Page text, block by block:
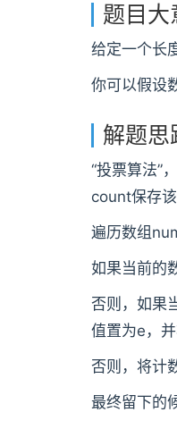
题目大
给定一个长
你可以假设
解题思
“投票算法”
count保存
遍历数组
如果当前的
否则，如果
值置为e，
否则，将计
最终留下的